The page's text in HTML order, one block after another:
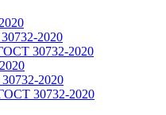
2020
30732-2020
2020
30732-2020